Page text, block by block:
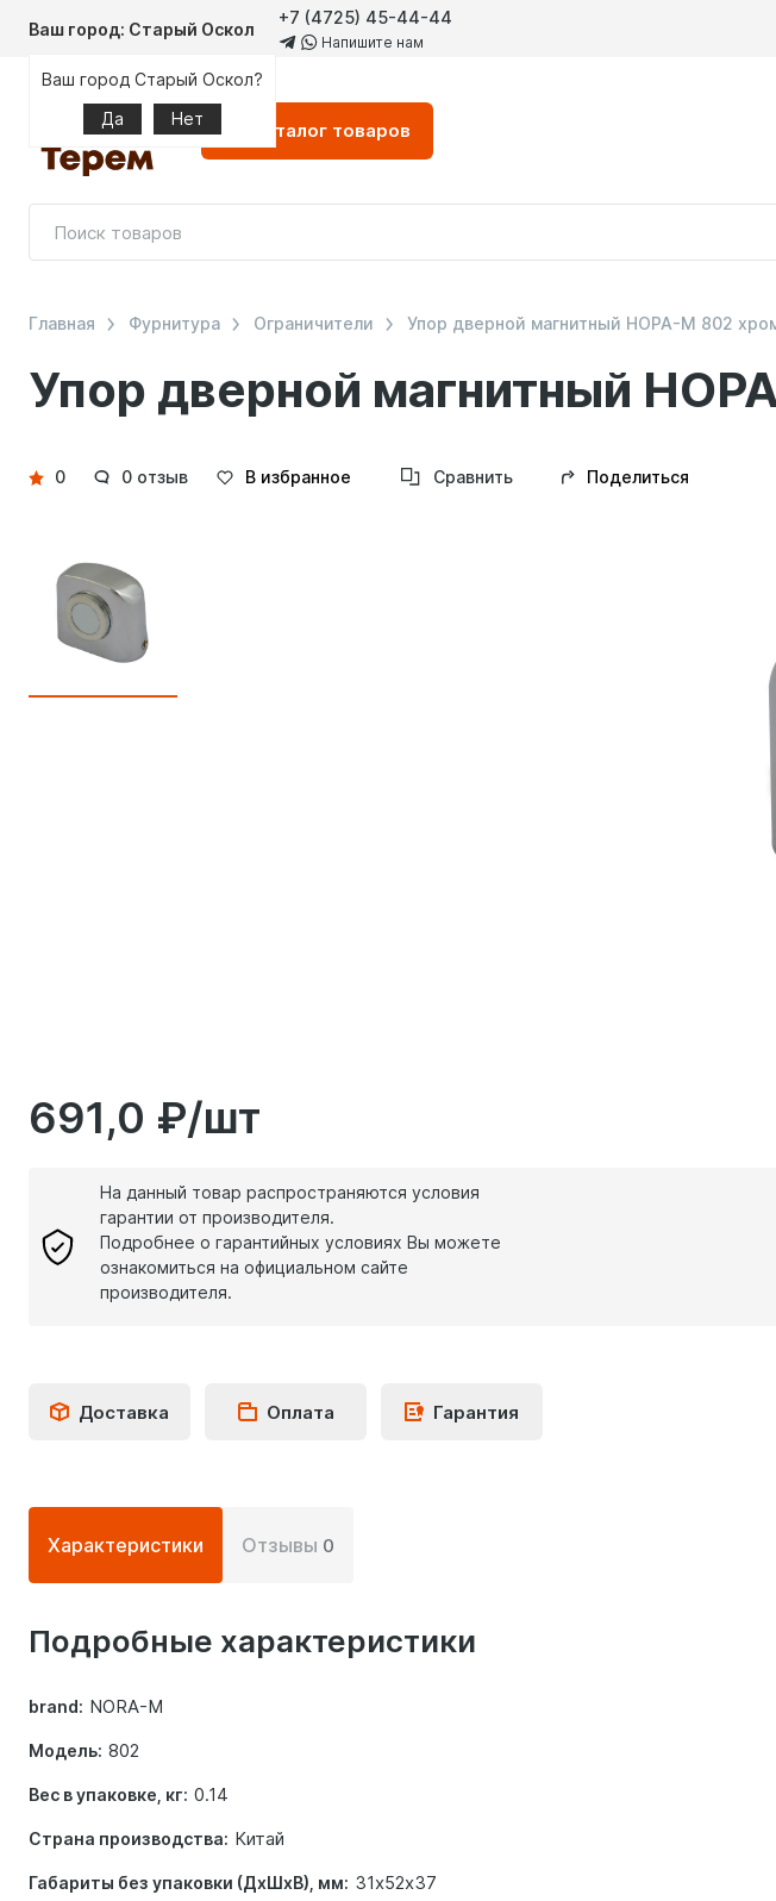
Ваш город: Старый Оскол
Ваш город Старый Оскол?
Да
Нет
+7 (4725) 45-44-44
Напишите нам
Каталог товаров
Упор дверной магнитный
Главная Фурнитура Ограничители Упор дверной магнитный НОРА-М 802
Детали
0 0 отзыв В избранное Сравнить Поделиться
691,0 ₽/шт
На данный товар распространяются условия
гарантии от производителя.
Подробнее о гарантийных условиях Вы можете
ознакомиться на официальном сайте
производителя.
Доставка Оплата Гарантия
информация
товаре
Характеристики Отзывы 0
Подробные характеристики
brand: NORA-M
Модель: 802
Вес в упаковке, кг: 0.14
Страна производства: Китай
Габариты без упаковки (ДхШхВ), мм: 31х52х37